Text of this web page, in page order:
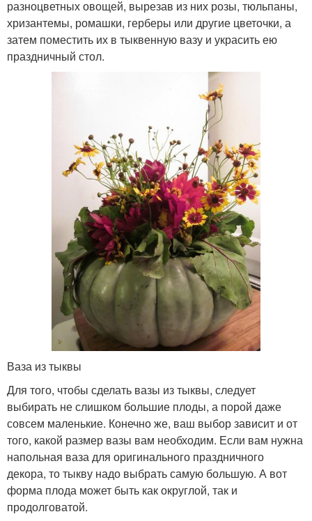
разноцветных овощей, вырезав из них розы, тюльпаны,
хризантемы, ромашки, герберы или другие цветочки, а
затем поместить их в тыквенную вазу и украсить ею
праздничный стол.
Ваза из тыквы
Для того, чтобы сделать вазы из тыквы, следует
выбирать не слишком большие плоды, а порой даже
совсем маленькие. Конечно же, ваш выбор зависит и от
того, какой размер вазы вам необходим. Если вам нужна
напольная ваза для оригинального праздничного
декора, то тыкву надо выбрать самую большую. А вот
форма плода может быть как округлой, так и
продолговатой.